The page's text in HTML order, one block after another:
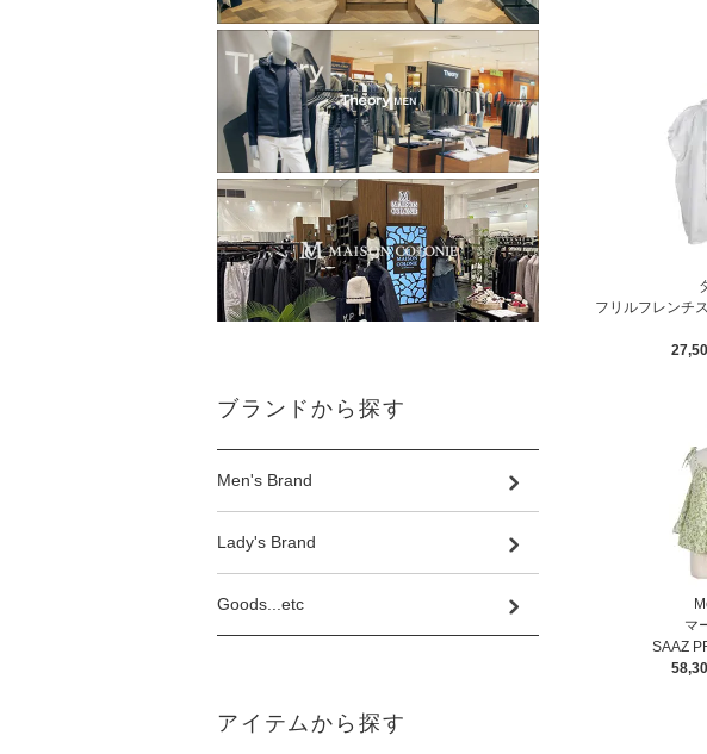
フリルフレンチ
マ
SAAZ
ブランドから探す
Men's Brand
Lady's Brand
Goods...etc
アイテムから探す